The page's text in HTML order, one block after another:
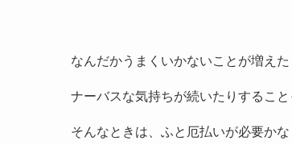
なんだかうまくいかないことが増えた
ナーバスな気持ちが続いたりすること
そんなときは、ふと厄払いが必要か